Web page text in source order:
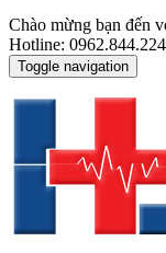
Chào mừng bạn đến
Hotline:
Toggle navigation